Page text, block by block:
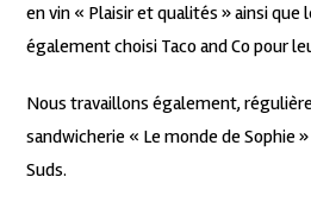
en vin « Plaisir et qualités » ainsi
également choisi Taco and Co pour
Nous travaillons également,
sandwicherie « Le monde de Sophie
Suds.